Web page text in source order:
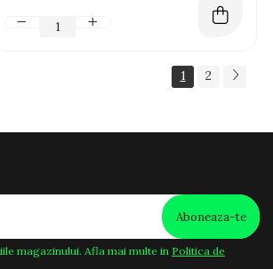
1 2
magazinului. Afla mai multe in Politica de